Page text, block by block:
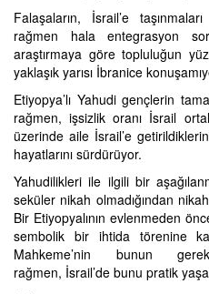
Falaşaların, İsrail’e
rağmen hala entegrasyon
araştırmaya göre topluluğun
yaklaşık yarısı İbranice
Etiyopya’lı Yahudi gençlerin
rağmen, işsizlik oranı İsrail
üzerinde aile İsrail’e
hayatlarını sürdürüyor.
Yahudilikleri ile ilgili bir
seküler nikah olmadığından
Bir Etiyopyalının evlenmeden
sembolik bir ihtida törenine
Mahkeme’nin bunun
rağmen, İsrail’de bunu pratik